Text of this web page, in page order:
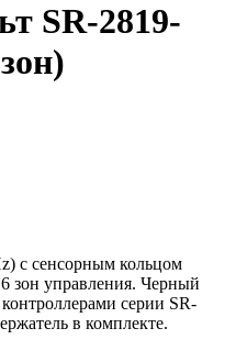
SR-2819-
с сенсорным кольцом
зон управления. Черный
серии SR-
в комплекте.